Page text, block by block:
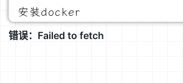
安装docker